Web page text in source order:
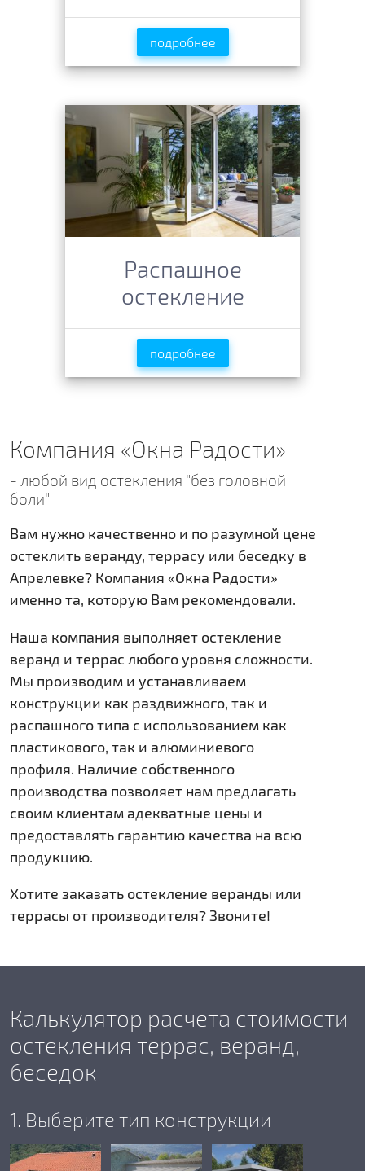
подробнее
Распашное
остекление
подробнее
Компания «Окна Радости»
- любой вид остекления "без головной
боли"
Вам нужно качественно и по разумной цене
остеклить веранду, террасу или беседку в
Апрелевке? Компания «Окна Радости»
именно та, которую Вам рекомендовали.
Наша компания выполняет остекление
веранд и террас любого уровня сложности.
Мы производим и устанавливаем
конструкции как раздвижного, так и
распашного типа с использованием как
пластикового, так и алюминиевого
профиля. Наличие собственного
производства позволяет нам предлагать
своим клиентам адекватные цены и
предоставлять гарантию качества на всю
продукцию.
Хотите заказать остекление веранды или
террасы от производителя? Звоните!
Калькулятор расчета стоимости
остекления террас, веранд,
беседок
1. Выберите тип конструкции